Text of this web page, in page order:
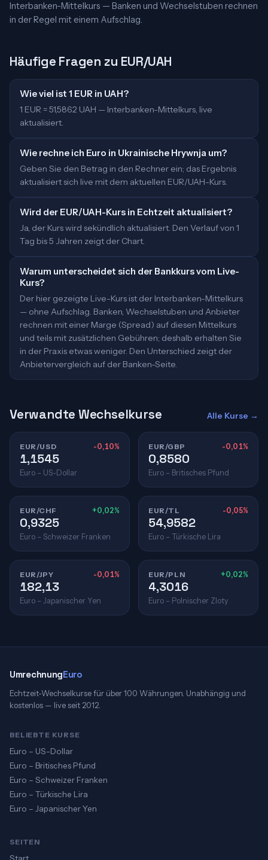
Interbanken-Mittelkurs — Banken und Wechselstuben rechnen
in der Regel mit einem Aufschlag.
Häufige Fragen zu EUR/UAH
Wie viel ist 1 EUR in UAH?
1 EUR = 51,5862 UAH — Interbanken-Mittelkurs, live
aktualisiert.
Wie rechne ich Euro in Ukrainische Hrywnja um?
Geben Sie den Betrag in den Rechner ein; das Ergebnis
aktualisiert sich live mit dem aktuellen EUR/UAH-Kurs.
Wird der EUR/UAH-Kurs in Echtzeit aktualisiert?
Ja, der Kurs wird sekündlich aktualisiert. Den Verlauf von 1
Tag bis 5 Jahren zeigt der Chart.
Warum unterscheidet sich der Bankkurs vom Live-
Kurs?
Der hier gezeigte Live-Kurs ist der Interbanken-Mittelkurs
— ohne Aufschlag. Banken, Wechselstuben und Anbieter
rechnen mit einer Marge (Spread) auf diesen Mittelkurs
und teils mit zusätzlichen Gebühren; deshalb erhalten Sie
in der Praxis etwas weniger. Den Unterschied zeigt der
Anbietervergleich auf der Banken-Seite.
Verwandte Wechselkurse Alle Kurse →
EUR/USD -0,10%
1,1545
Euro – US-Dollar
EUR/GBP -0,01%
0,8580
Euro – Britisches Pfund
EUR/CHF +0,02%
0,9325
Euro – Schweizer Franken
EUR/TL -0,05%
54,9582
Euro – Türkische Lira
EUR/JPY -0,01%
182,13
Euro – Japanischer Yen
EUR/PLN +0,02%
4,3016
Euro – Polnischer Zloty
UmrechnungEuro
Echtzeit-Wechselkurse für über 100 Währungen. Unabhängig und
kostenlos — live seit 2012.
BELIEBTE KURSE
Euro – US-Dollar
Euro – Britisches Pfund
Euro – Schweizer Franken
Euro – Türkische Lira
Euro – Japanischer Yen
SEITEN